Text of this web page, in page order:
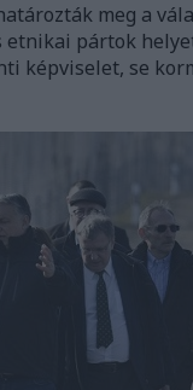
meg a
pártok
képviselet, se